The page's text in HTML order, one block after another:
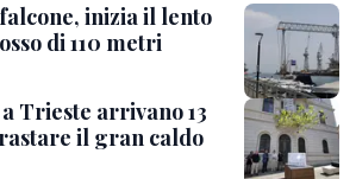
inizia il lento
di 110 metri
Trieste arrivano 13
il gran caldo